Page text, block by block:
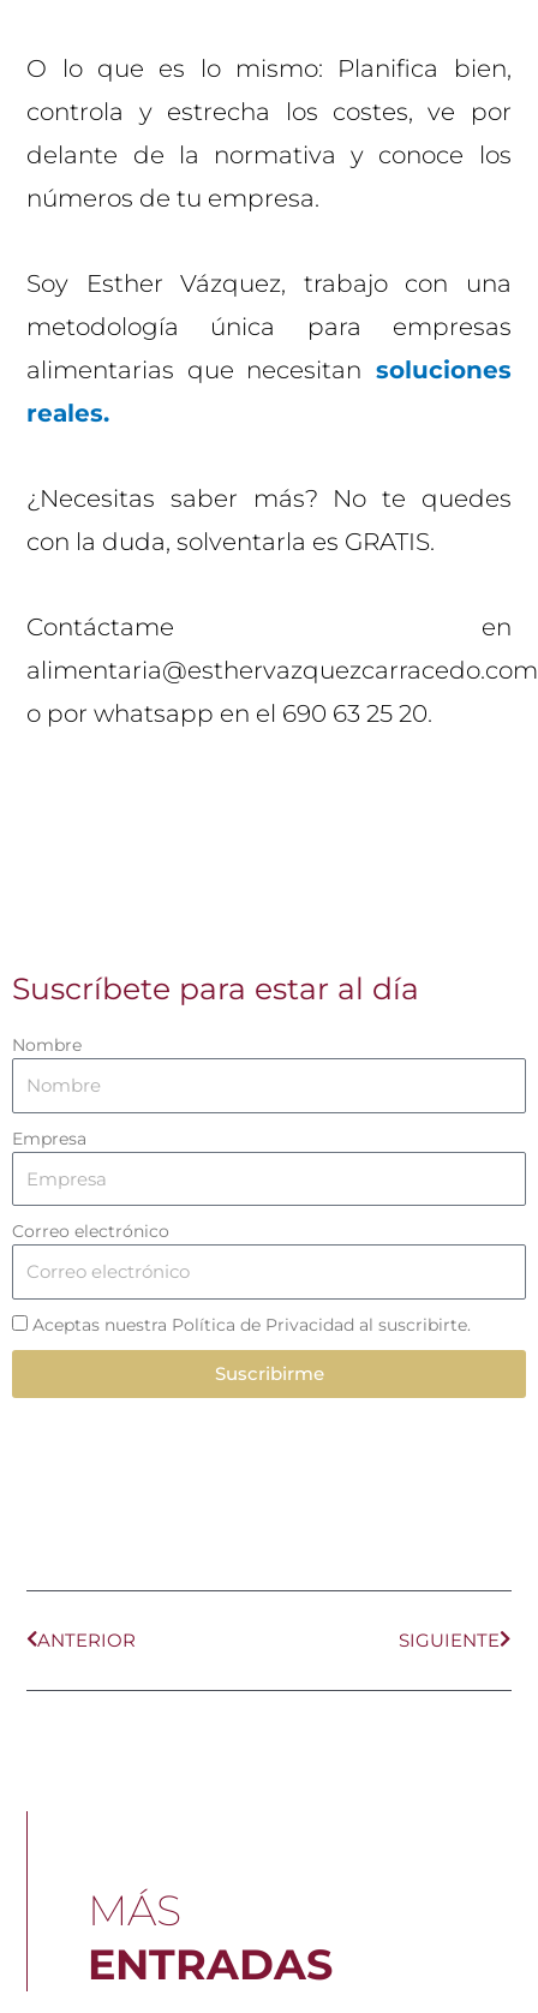
O lo que es lo mismo: Planifica bien,
controla y estrecha los costes, ve por
delante de la normativa y conoce los
números de tu empresa.
Soy Esther Vázquez, trabajo con una
metodología única para empresas
alimentarias que necesitan soluciones
reales.
¿Necesitas saber más? No te quedes
con la duda, solventarla es GRATIS.
Contáctame en
alimentaria@esthervazquezcarracedo.com
o por whatsapp en el 690 63 25 20.
Suscríbete para estar al día
Nombre
Empresa
Correo electrónico
Aceptas nuestra Política de Privacidad al suscribirte.
Suscribirme
ANTERIOR
SIGUIENTE
MÁS
ENTRADAS